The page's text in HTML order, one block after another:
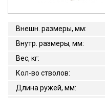
Внешн. размеры, мм:
Внутр. размеры, мм:
Вес, кг:
Кол-во стволов:
Длина ружей, мм: